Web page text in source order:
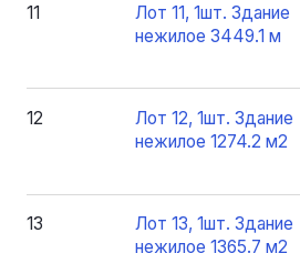
11
Лот 11, 1шт. Здание
нежилое 3449.1 м
12
Лот 12, 1шт. Здание
нежилое 1274.2 м2
13
Лот 13, 1шт. Здание
нежилое 1365.7 м2